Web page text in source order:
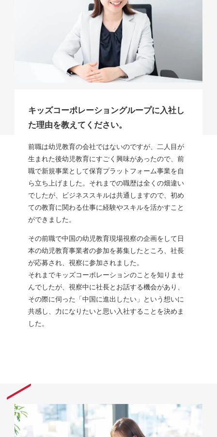
キッズコーポレーショングループに入社し
た理由を教えてください。
前職は幼児教育の会社ではないのですが、二人目が
生まれた後幼児教育にすごく興味があったので、前
職で新規事業として保育プラットフォーム事業を自
ら立ち上げました。それまでの職歴は全くの畑違い
でしたが、ビジネススキルは共通しますので、初め
ての教育に関わる仕事に経験やスキルを活かすこと
ができました。
その前職で中国の幼児教育現場視察の企画をして日
本の幼児教育事業者の参加を募集したところ、社長
が応募され、視察に参加されました。
それまでキッズコーポレーションのことを知りませ
んでしたが、視察中に社長とお話する機会があり、
その際に伺った「中国に進出したい」という想いに
共感し、力になりたいと思い入社することを決めま
した。